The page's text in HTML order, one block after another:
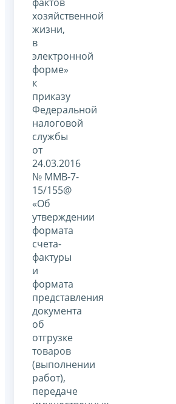
хозяйственной
жизни,
в
электронной
форме»
к
приказу
Федеральной
налоговой
службы
от
24.03.2016
№ ММВ-7-
15/155@
«Об
утверждении
формата
счета-
фактуры
и
формата
представления
документа
об
отгрузке
товаров
(выполнении
работ),
передаче